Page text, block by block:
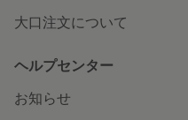
大口注文について
ヘルプセンター
お知らせ